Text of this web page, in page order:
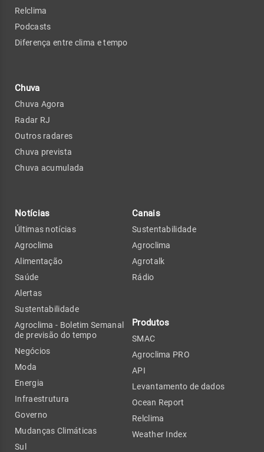
Relclima
Podcasts
Diferença entre clima e tempo
Chuva
Chuva Agora
Radar RJ
Outros radares
Chuva prevista
Chuva acumulada
Notícias
Últimas notícias
Agroclima
Alimentação
Saúde
Alertas
Sustentabilidade
Agroclima - Boletim Semanal
de previsão do tempo
Negócios
Moda
Energia
Infraestrutura
Governo
Mudanças Climáticas
Sul
Canais
Sustentabilidade
Agroclima
Agrotalk
Rádio
Produtos
SMAC
Agroclima PRO
API
Levantamento de dados
Ocean Report
Relclima
Weather Index